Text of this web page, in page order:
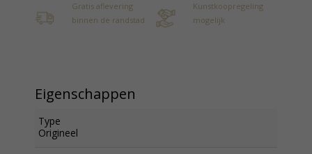
Gratis aflevering
binnen de randstad
Kunstkoopregeling
mogelijk
Eigenschappen
Type
Origineel